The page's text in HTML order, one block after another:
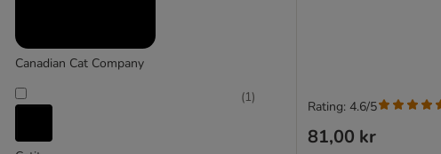
Canadian Cat Company
(1)
81,00 kr
Rating: 4.6/5